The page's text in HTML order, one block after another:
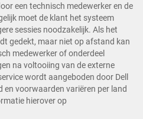
een technisch medewerker en de
moet de klant het systeem
sessies noodzakelijk. Als het
gedekt, maar niet op afstand kan
medewerker of onderdeel
na voltooiing van de externe
wordt aangeboden door Dell
en voorwaarden variëren per land
hierover op